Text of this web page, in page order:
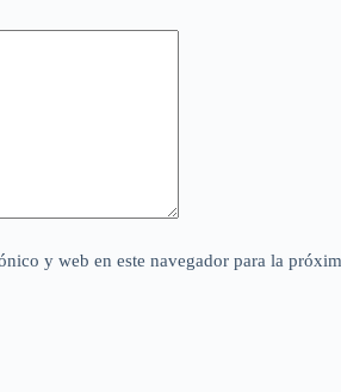
y web en este navegador para la